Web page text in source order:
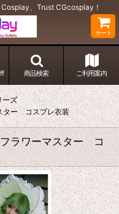
、Trust CGcosplay！
カート
商品検索 ご利用案内
ーズ
ター コスプレ衣装
ラワーマスター コ